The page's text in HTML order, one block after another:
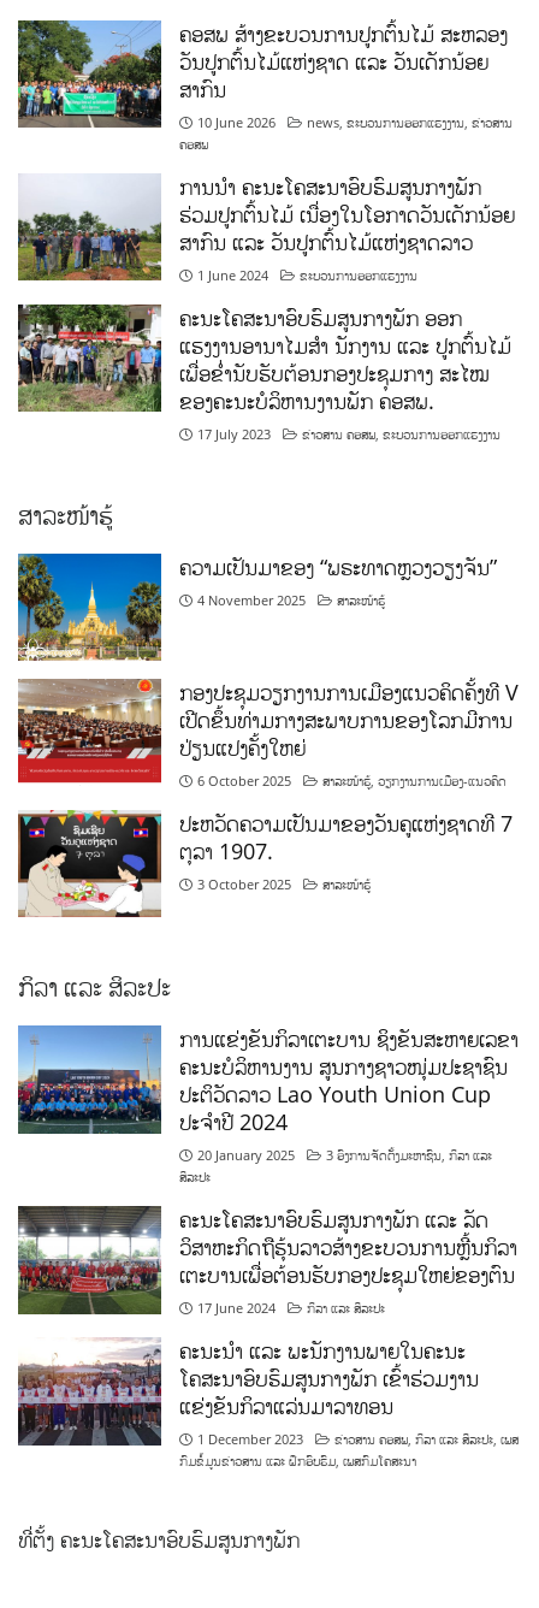
ຄອສພ ສ້າງຂະບວນການປູກຕົ້ນໄມ້ ສະຫລອງ
ວັນປູກຕົ້ນໄມ້ແຫ່ງຊາດ ແລະ ວັນເດັກນ້ອຍ
ສາກົນ
10 June 2026 news ,ຂະບວນການອອກແຮງງານ ,ຂ່າວສານ
ຄອສພ
ການນໍາ ຄະນະໂຄສະນາອົບຮົມສູນກາງພັກ
ຮ່ວມປູກຕົ້ນໄມ້ ເນື່ອງໃນໂອກາດວັນເດັກນ້ອຍ
ສາກົນ ແລະ ວັນປູກຕົ້ນໄມ້ແຫ່ງຊາດລາວ
1 June 2024 ຂະບວນການອອກແຮງງານ
ຄະນະໂຄສະນາອົບຮົມສູນກາງພັກ ອອກ
ແຮງງານອານາໄມສໍາ ນັກງານ ແລະ ປູກຕົ້ນໄມ້
ເພື່ອຂໍ່ານັບຮັບຕ້ອນກອງປະຊຸມກາງ ສະໄໝ
ຂອງຄະນະບໍລິຫານງານພັກ ຄອສພ.
17 July 2023 ຂ່າວສານ ຄອສພ ,ຂະບວນການອອກແຮງງານ
ສາລະໜ້າຮູ້
ຄວາມເປັນມາຂອງ “ພຣະທາດຫຼວງວຽງຈັນ”
4 November 2025 ສາລະໜ້າຮູ້
ກອງປະຊຸມວຽກງານການເມືອງແນວຄິດຄັ້ງທີ V
ເປີດຂຶ້ນທ່າມກາງສະພາບການຂອງໂລກມີການ
ປ່ຽນແປງຄັ້ງໃຫຍ່
6 October 2025 ສາລະໜ້າຮູ້ ,ວຽກງານການເມືອງ-ແນວຄິດ
ປະຫວັດຄວາມເປັນມາຂອງວັນຄູແຫ່ງຊາດທີ 7
ຕຸລາ 1907.
3 October 2025 ສາລະໜ້າຮູ້
ກິລາ ແລະ ສິລະປະ
ການແຂ່ງຂັນກິລາເຕະບານ ຊິງຂັນສະຫາຍເລຂາ
ຄະນະບໍລິຫານງານ ສູນກາງຊາວໜຸ່ມປະຊາຊົນ
ປະຕິວັດລາວ Lao Youth Union Cup
ປະຈຳປີ 2024
20 January 2025 3 ອົງການຈັດຕັ້ງມະຫາຊົນ,ກິລາ ແລະ
ສິລະປະ
ຄະນະໂຄສະນາອົບຮົມສູນກາງພັກ ແລະ ລັດ
ວິສາຫະກິດຖືຮຸ້ນລາວສ້າງຂະບວນການຫຼີ້ນກິລາ
ເຕະບານເພື່ອຕ້ອນຮັບກອງປະຊຸມໃຫຍ່ຂອງຕົນ
17 June 2024 ກິລາ ແລະ ສິລະປະ
ຄະນະນຳ ແລະ ພະນັກງານພາຍໃນຄະນະ
ໂຄສະນາອົບຮົມສູນກາງພັກ ເຂົ້າຮ່ວມງານ
ແຂ່ງຂັນກິລາແລ່ນມາລາທອນ
1 December 2023 ຂ່າວສານ ຄອສພ,ກິລາ ແລະ ສິລະປະ,ເພສ
ກົມຂໍ້ມູນຂ່າວສານ ແລະ ຝຶກອົບຮົມ,ເພສກົມໂຄສະນາ
ທີ່ຕັ້ງ ຄະນະໂຄສະນາອົບຮົມສູນກາງພັກ